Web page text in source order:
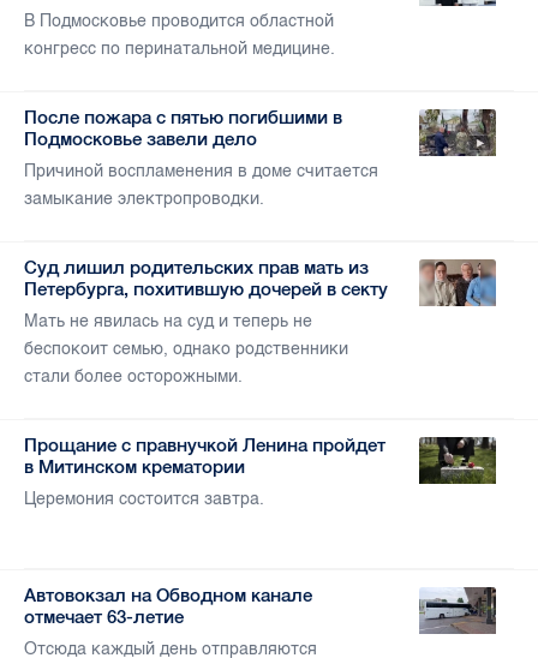
В Подмосковье проводится областной
конгресс по перинатальной медицине.
После пожара с пятью погибшими в
Подмосковье завели дело
Причиной воспламенения в доме считается
замыкание электропроводки.
Суд лишил родительских прав мать из
Петербурга, похитившую дочерей в секту
Мать не явилась на суд и теперь не
беспокоит семью, однако родственники
стали более осторожными.
Прощание с правнучкой Ленина пройдет
в Митинском крематории
Церемония состоится завтра.
Автовокзал на Обводном канале
отмечает 63-летие
Отсюда каждый день отправляются